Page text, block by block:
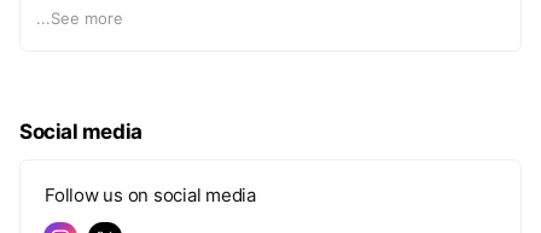
多彩なコンテンツを配信中！スタンプラリーや謎解きイベ
...See more
Social media
Follow us on social media